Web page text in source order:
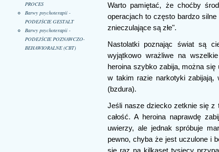
PROCES
Barwy psychoterapii -
PODEJŚCIE GESTALT
Barwy psychoterapii -
PODEJŚCIE POZNAWCZO-
BEHAWIORALNE (CBT)
Warto pamiętać, że choćby
operacjach to często bardzo
znieczulające są złe".
Nastolatki poznając świat są
wyjątkowo wrażliwe na
heroina szybko zabija, można
w takim razie narkotyki zabijają,
(bzdura).
Jeśli nasze dziecko zetknie się z
całość. A heroina naprawdę
uwierzy, ale jednak spróbuje
pewno, chyba że jest uczulone i
się raz na kilkaset tysięcy